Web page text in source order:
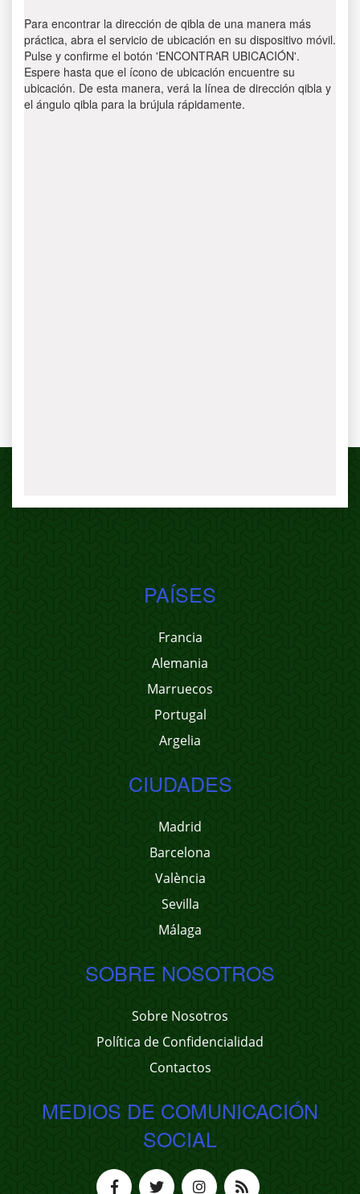
Para encontrar la dirección de qibla de una manera más
práctica, abra el servicio de ubicación en su dispositivo móvil.
Pulse y confirme el botón 'ENCONTRAR UBICACIÓN'.
Espere hasta que el ícono de ubicación encuentre su
ubicación. De esta manera, verá la línea de dirección qibla y
el ángulo qibla para la brújula rápidamente.
PAÍSES
Francia
Alemania
Marruecos
Portugal
Argelia
CIUDADES
Madrid
Barcelona
València
Sevilla
Málaga
SOBRE NOSOTROS
Sobre Nosotros
Política de Confidencialidad
Contactos
MEDIOS DE COMUNICACIÓN
SOCIAL